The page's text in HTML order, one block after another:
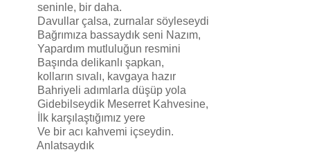
seninle, bir daha.
Davullar çalsa, zurnalar söyleseydi
Bağrımıza bassaydık seni Nazım,
Yapardım mutluluğun resmini
Başında delikanlı şapkan,
kolların sıvalı, kavgaya hazır
Bahriyeli adımlarla düşüp yola
Gidebilseydik Meserret Kahvesine,
İlk karşılaştığımız yere
Ve bir acı kahvemi içseydin.
Anlatsaydık